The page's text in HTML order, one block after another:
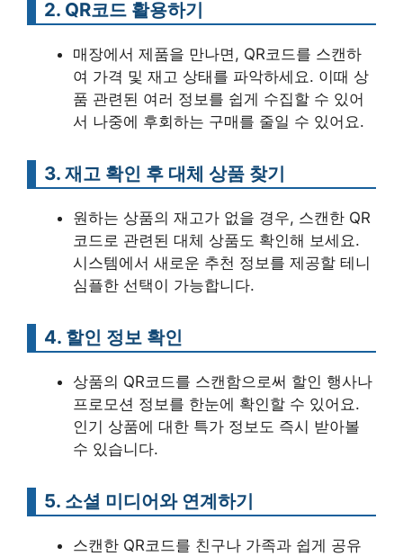
2. QR코드 활용하기
매장에서 제품을 만나면, QR코드를 스캔하
여 가격 및 재고 상태를 파악하세요. 이때 상
품 관련된 여러 정보를 쉽게 수집할 수 있어
서 나중에 후회하는 구매를 줄일 수 있어요.
3. 재고 확인 후 대체 상품 찾기
원하는 상품의 재고가 없을 경우, 스캔한 QR
코드로 관련된 대체 상품도 확인해 보세요.
시스템에서 새로운 추천 정보를 제공할 테니
심플한 선택이 가능합니다.
4. 할인 정보 확인
상품의 QR코드를 스캔함으로써 할인 행사나
프로모션 정보를 한눈에 확인할 수 있어요.
인기 상품에 대한 특가 정보도 즉시 받아볼
수 있습니다.
5. 소셜 미디어와 연계하기
스캔한 QR코드를 친구나 가족과 쉽게 공유